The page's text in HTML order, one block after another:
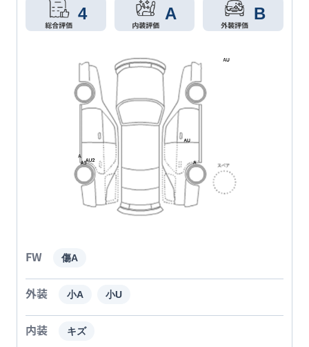
4 A B
FW 傷A
外装 小A 小U
内装 キズ